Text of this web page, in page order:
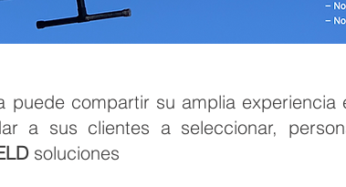
puede compartir su amplia
a sus clientes a seleccionar,
soluciones